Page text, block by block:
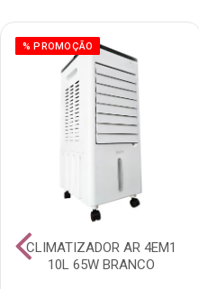
% PROMOÇÃO
CLIMATIZADOR AR 4EM1
10L 65W BRANCO